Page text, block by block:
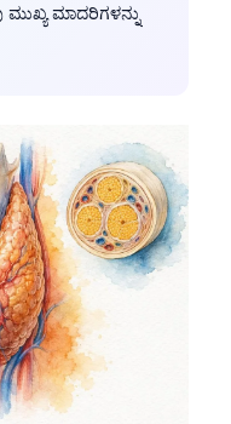
ಮಾದರಿಗಳನ್ನು